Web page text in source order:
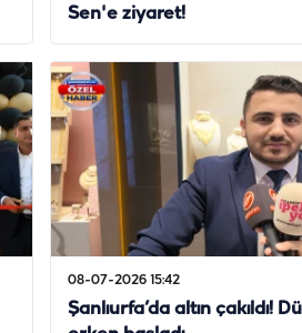
Sen'e ziyaret!
08-07-2026 15:42
Şanlıurfa’da altın çakıldı! Düğün telaşı